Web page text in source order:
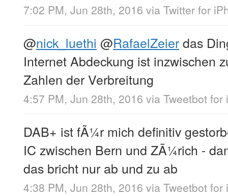
7:02 PM, Jun 28th, 2016 via Twitter for
@nick_luethi @RafaelZeierdas
Internet Abdeckung ist inzwischen
Zahlen der Verbreitung
4:57 PM, Jun 28th, 2016 via Tweetbot for
DAB+ ist fÃ¼r mich definitiv
IC zwischen Bern und ZÃ¼rich -
das bricht nur ab und zu ab
4:38 PM, Jun 28th, 2016 via Tweetbot for